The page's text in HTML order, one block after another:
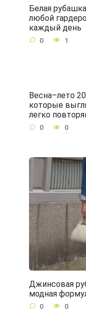
Белая
любой
каждый день
0 1
Весна–лето
которые
легко
0 0
Джинсовая
модная
0 0